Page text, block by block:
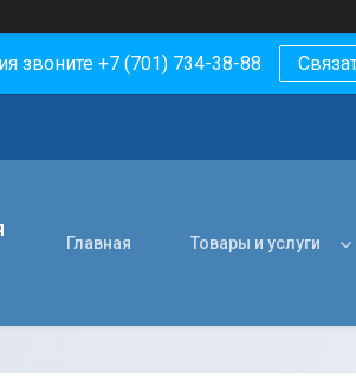
звоните +7 (701) 734-38-88
Главная Товары и услуги